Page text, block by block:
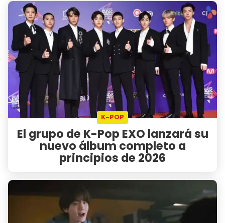
K-POP
El grupo de K-Pop EXO lanzará su
nuevo álbum completo a
principios de 2026